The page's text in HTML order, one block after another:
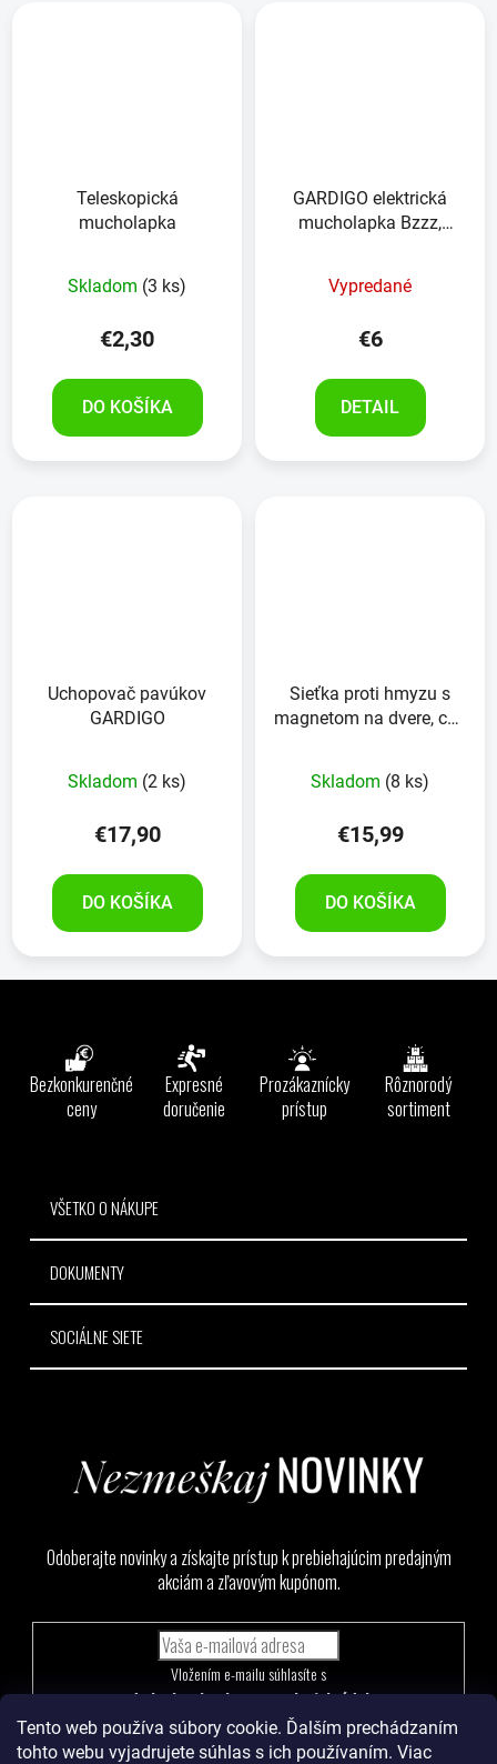
Tento web používa súbory cookie. Ďalším prechádzaním
tohto webu vyjadrujete súhlas s ich používaním. Viac
Teleskopická
mucholapka
Skladom (3 ks)
€2,30
DO KOŠÍKA
GARDIGO elektrická
mucholapka Bzzz,
Vypredané
€6
DETAIL
Uchopovač pavúkov
GARDIGO
hodnotenie
produktu
je
z
Skladom (2 ks)
€17,90
DO KOŠÍKA
Sieťka proti hmyzu s
magnetom na dvere, cca
Skladom (8 ks)
€15,99
DO KOŠÍKA
Bezkonkurenčné
ceny
Expresné
doručenie
Prozákaznícky
prístup
Rôznorodý
sortiment
VŠETKO O NÁKUPE
DOKUMENTY
SOCIÁLNE SIETE
Odoberajte novinky a získajte prístup k prebiehajúcim predajným
akciám a zľavovým kupónom.
podmienkami ochrany osobných údajov
PRIHLÁSIŤ